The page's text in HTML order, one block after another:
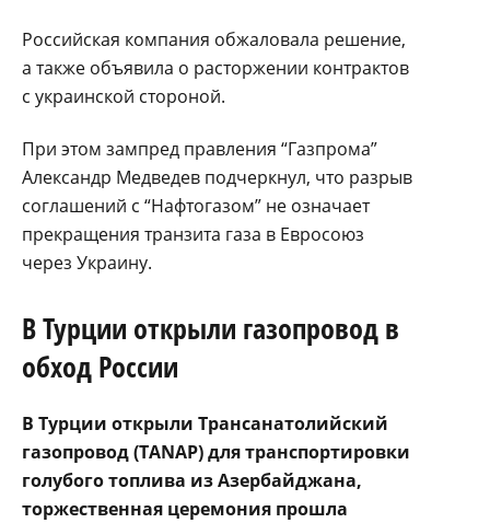
Российская компания обжаловала решение,
а также объявила о расторжении контрактов
с украинской стороной.
При этом зампред правления “Газпрома”
Александр Медведев подчеркнул, что разрыв
соглашений с “Нафтогазом” не означает
прекращения транзита газа в Евросоюз
через Украину.
В Турции открыли газопровод в
обход России
В Турции открыли Трансанатолийский
газопровод (TANAP) для транспортировки
голубого топлива из Азербайджана,
торжественная церемония прошла